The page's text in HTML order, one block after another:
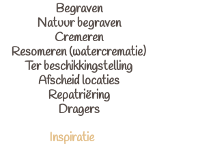
Begraven
Natuur begraven
Cremeren
Resomeren (watercrematie)
Ter beschikkingstelling
Afscheid locaties
Repatriëring
Dragers
Inspiratie